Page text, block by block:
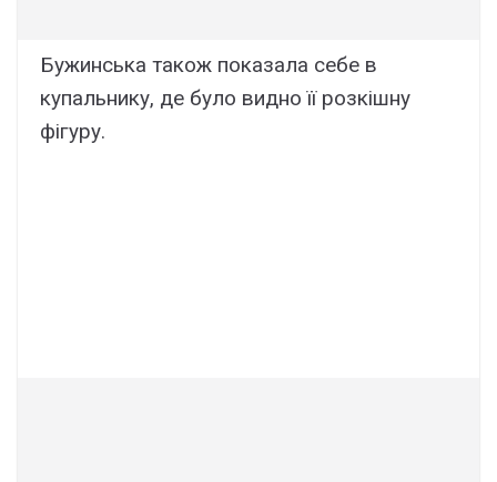
Бужинська також показала себе в
купальнику, де було видно її розкішну
фігуру.